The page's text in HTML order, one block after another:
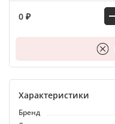
0 ₽
Характеристики
Бренд